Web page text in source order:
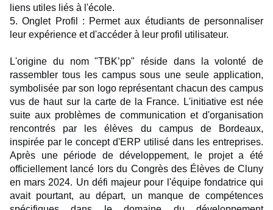
liens utiles liés à l'école.
5. Onglet Profil : Permet aux étudiants de personnaliser
leur expérience et d'accéder à leur profil utilisateur.
L'origine du nom "TBK’pp" réside dans la volonté de
rassembler tous les campus sous une seule application,
symbolisée par son logo représentant chacun des campus
vus de haut sur la carte de la France. L'initiative est née
suite aux problèmes de communication et d'organisation
rencontrés par les élèves du campus de Bordeaux,
inspirée par le concept d'ERP utilisé dans les entreprises.
Après une période de développement, le projet a été
officiellement lancé lors du Congrès des Élèves de Cluny
en mars 2024. Un défi majeur pour l'équipe fondatrice qui
avait pourtant, au départ, un manque de compétences